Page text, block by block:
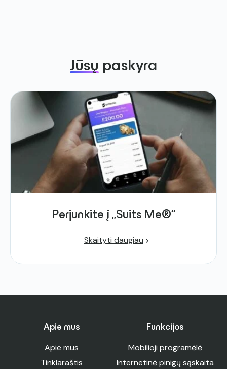
Jūsų paskyra
Perjunkite į „Suits Me®“
Skaityti daugiau
Apie mus
Apie mus
Tinklaraštis
Funkcijos
Mobilioji programėlė
Internetinė pinigų sąskaita